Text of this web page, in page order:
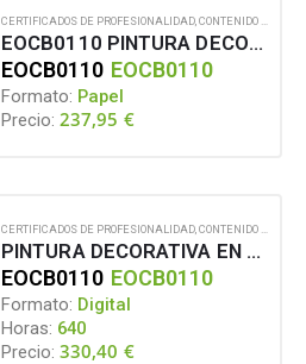
CERTIFICADOS DE PROFESIONALIDAD CONTENIDO EN FORMATO PAPEL
EOCB0110 PINTURA DECORATIVA EN CONSTRUCCIÓN
EOCB0110 EOCB0110
Formato: Papel
Precio: 237,95 €
CERTIFICADOS DE PROFESIONALIDAD CONTENIDO EN FORMATO DIGITAL
PINTURA DECORATIVA EN CONSTRUCCIÓN
EOCB0110 EOCB0110
Formato: Digital
Horas: 640
Precio: 330,40 €